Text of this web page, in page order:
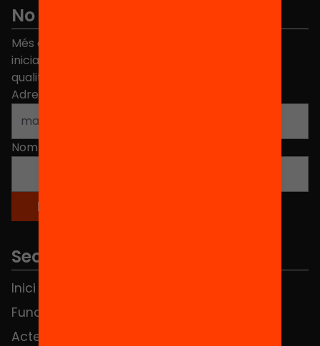
No et perdis res
Més de 40.000 persones ja han triat Equitat. Rep
iniciatives, propostes i projectes per millorar la
qualitat de l'educació a Catalunya.
Adreça electrònica
Nom
Seccions
Inici
Fundació
Actes